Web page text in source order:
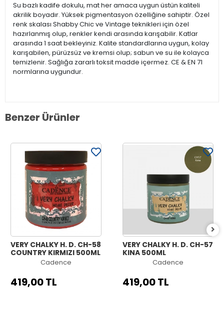
Su bazlı kadife dokulu, mat her amaca uygun üstün kaliteli
akrilik boyadır. Yüksek pigmentasyon özelliğine sahiptir. Özel
renk skalası Shabby Chic ve Vintage teknikleri için özel
hazırlanmış olup, renkler kendi arasında karışabilir. Katlar
arasında 1 saat bekleyiniz. Kalite standardlarına uygun, kolay
karışabilen, pürüzsüz ve kremsi olup; sabun ve su ile kolayca
temizlenir. Sağlığa zararlı toksit madde içermez. CE & EN 71
normlarına uygundur.
Benzer Ürünler
VERY CHALKY H. D. CH-58
COUNTRY KIRMIZI 500ML
Cadence
419,00 TL
VERY CHALKY H. D. CH-57
KINA 500ML
Cadence
419,00 TL